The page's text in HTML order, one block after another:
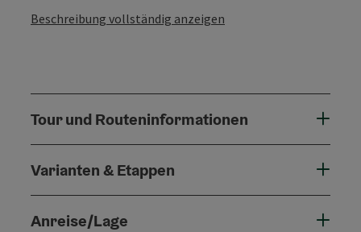
Beschreibung vollständig anzeigen
Tour und Routeninformationen
Varianten & Etappen
Anreise/Lage